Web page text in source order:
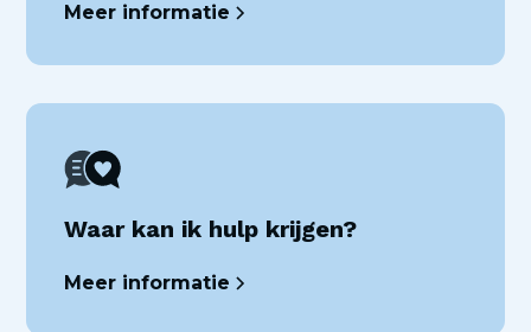
Meer informatie
Waar kan ik hulp krijgen?
Meer informatie